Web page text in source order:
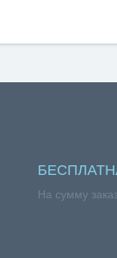
На сумму